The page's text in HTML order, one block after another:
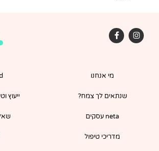
I
n
s
F
a
c
o
f
מי אנחנו
שנתאים לך צמח?
neta עסקים
מדריכי טיפול
ייעוץ